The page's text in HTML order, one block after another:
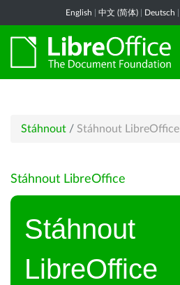
English 中文 (简体) Deutsch
Stáhnout / Stáhnout LibreOffice
Stáhnout LibreOffice
Stáhnout
LibreOffice